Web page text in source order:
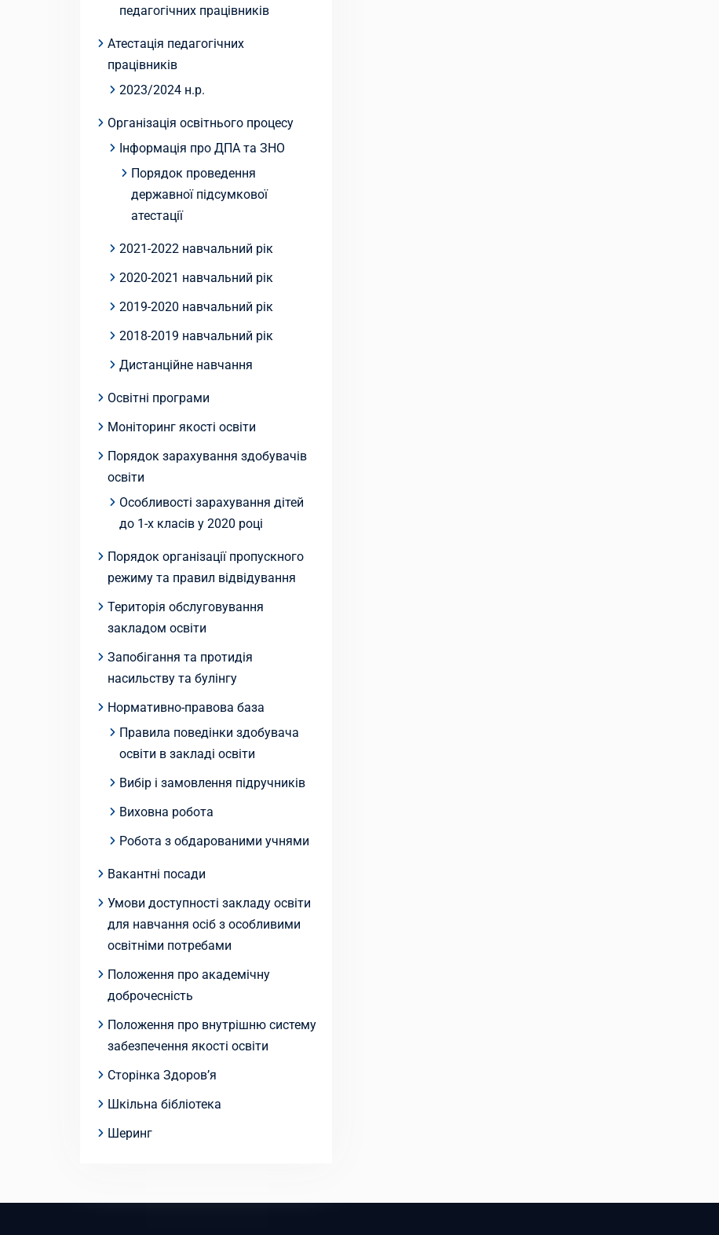
педагогічних працівників
Атестація педагогічних
працівників
2023/2024 н.р.
Організація освітнього процесу
Інформація про ДПА та ЗНО
Порядок проведення
державної підсумкової
атестації
2021-2022 навчальний рік
2020-2021 навчальний рік
2019-2020 навчальний рік
2018-2019 навчальний рік
Дистанційне навчання
Освітні програми
Моніторинг якості освіти
Порядок зарахування здобувачів
освіти
Особливості зарахування дітей
до 1-х класів у 2020 році
Порядок організації пропускного
режиму та правил відвідування
Територія обслуговування
закладом освіти
Запобігання та протидія
насильству та булінгу
Нормативно-правова база
Правила поведінки здобувача
освіти в закладі освіти
Вибір і замовлення підручників
Виховна робота
Робота з обдарованими учнями
Вакантні посади
Умови доступності закладу освіти
для навчання осіб з особливими
освітніми потребами
Положення про академічну
доброчесність
Положення про внутрішню систему
забезпечення якості освіти
Сторінка Здоров’я
Шкільна бібліотека
Шеринг